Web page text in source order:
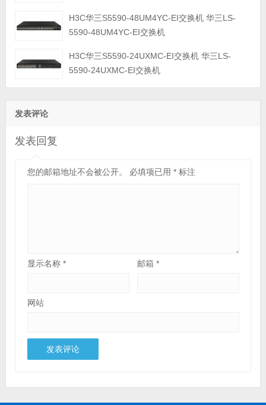
H3C华三S5590-48UM4YC-EI交换机 华三LS-
5590-48UM4YC-EI交换机
H3C华三S5590-24UXMC-EI交换机 华三LS-
5590-24UXMC-EI交换机
发表评论
发表回复
您的邮箱地址不会被公开。 必填项已用 *标注
显示名称 * 邮箱*
网站